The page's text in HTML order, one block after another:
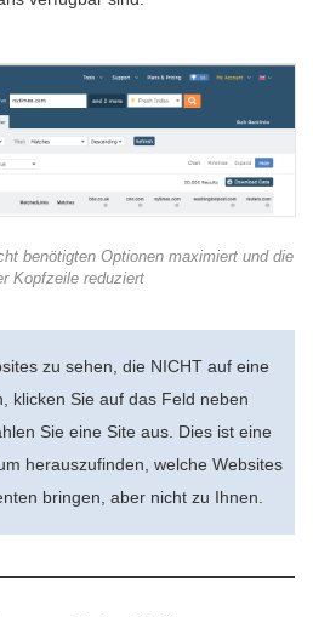
benötigten Optionen maximiert und die
Kopfzeile reduziert
zu sehen, die NICHT auf eine
klicken Sie auf das Feld neben
Sie eine Site aus. Dies ist eine
herauszufinden, welche Websites
bringen, aber nicht zu Ihnen.